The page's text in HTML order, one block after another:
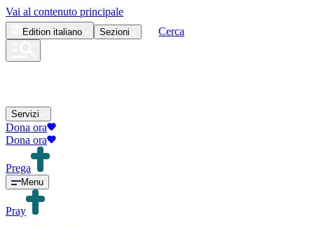
Vai al contenuto principale
Edition italiano Sezioni Cerca
Servizi
Dona ora
Dona ora
Prega
Menu
Pray